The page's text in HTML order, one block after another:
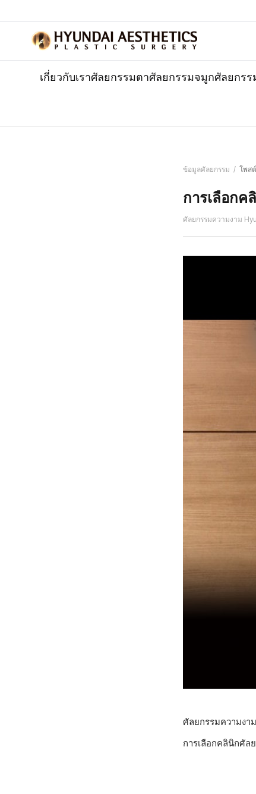
เกี่ยวกับเราศัลยกรรมตาศัลยกรรมจมูกศัลยกรร
ข้อมูลศัลยกรรม / โพสต์
การเลือกค
ศัลยกรรมความงาม
ศัลยกรรมความงา
การเลือกคลินิกศัล